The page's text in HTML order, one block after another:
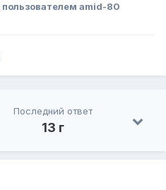
пользователем amid-80
Последний ответ
13 г